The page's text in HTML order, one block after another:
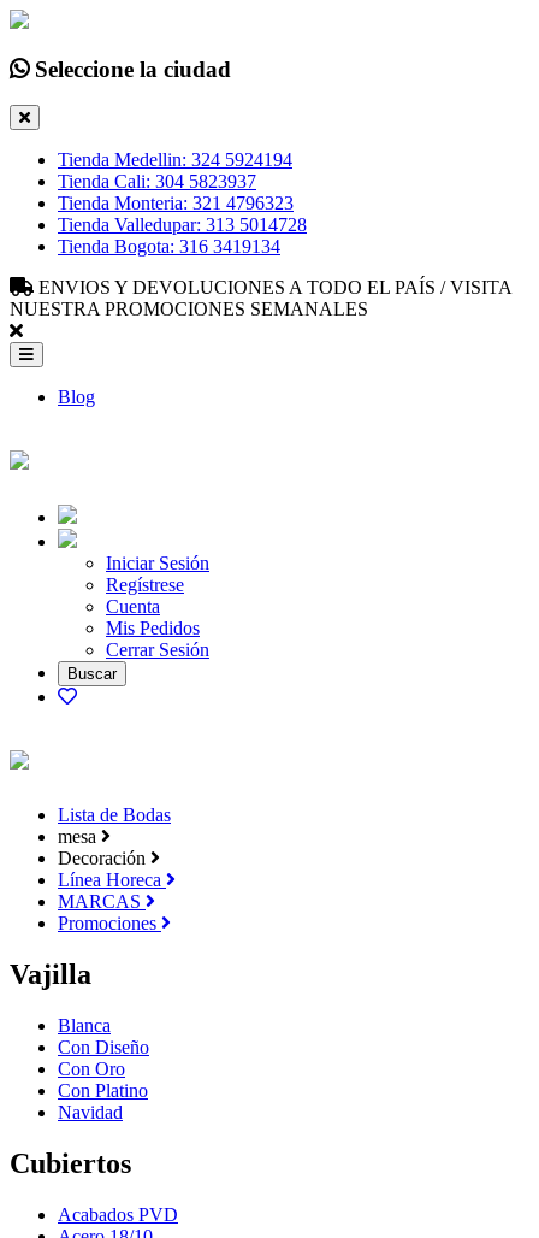
Seleccione la ciudad
Tienda Medellin: 324 5924194
Tienda Cali: 304 5823937
Tienda Monteria: 321 4796323
Tienda Valledupar: 313 5014728
Tienda Bogota: 316 3419134
ENVIOS Y DEVOLUCIONES A TODO EL PAÍS / VISITA
NUESTRA PROMOCIONES SEMANALES
Blog
Iniciar Sesión
Regístrese
Cuenta
Mis Pedidos
Cerrar Sesión
Lista de Bodas
mesa
Decoración
Línea Horeca
MARCAS
Promociones
Vajilla
Blanca
Con Diseño
Con Oro
Con Platino
Navidad
Cubiertos
Acabados PVD